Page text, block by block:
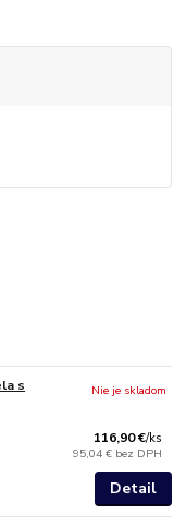
s
116,90 €/ks
95,04 € bez DPH
Nie je skladom
Detail